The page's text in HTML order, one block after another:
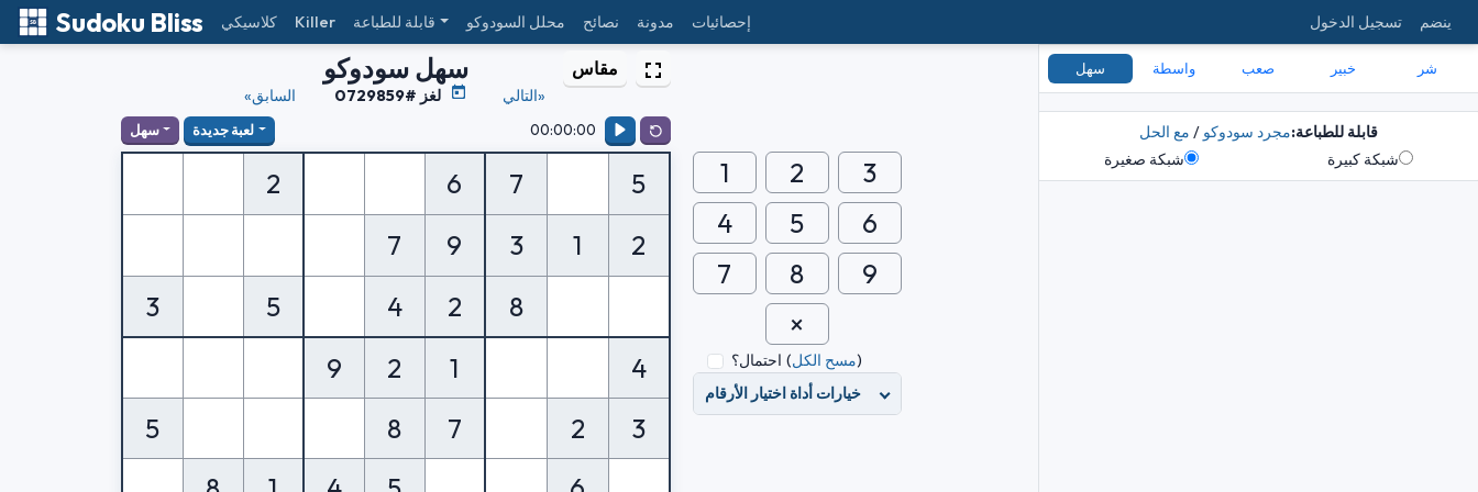
Sudoku Bliss كلاسيكي Killer قابلة للطباعة محلل السودوكو نصائح مدونة إحصائيات تسجيل الدخول ينضم
سهل سودوكو مقاس
«السابق لغز #0729859 التالي»
سهل لعبة جديدة 00:00:00
2 6 7
5
7
9 3 1
2
3
5 4 2
8
9
2 1
4
5
8 7 2
3
1 2
3
4
5
6
7
8 9
احتمال؟ (مسح الكل)
خيارات أداة اختيار الأرقام
سهل واسطة صعب خبير شر
قابلة للطباعة:مجرد سودوكو / مع الحل
شبكة صغيرة
شبكة كبيرة